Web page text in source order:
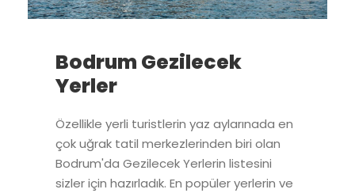
Bodrum Gezilecek
Yerler
Özellikle yerli turistlerin yaz aylarınada en
çok uğrak tatil merkezlerinden biri olan
Bodrum'da Gezilecek Yerlerin listesini
sizler için hazırladık. En popüler yerlerin ve